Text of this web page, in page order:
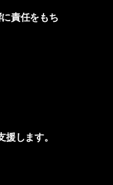
責任をもち
します。